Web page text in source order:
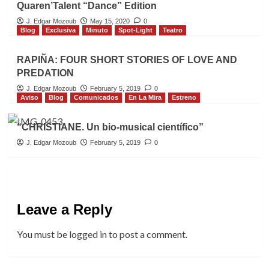
Quaren’Talent “Dance” Edition
J. Edgar Mozoub May 15, 2020
0
Blog
Exclusiva Minuto Spot-Light Teatro
RAPIÑA: FOUR SHORT STORIES OF LOVE AND
PREDATION
J. Edgar Mozoub February 5, 2019
0
Aviso
Blog Comunicados En La Mira Estreno
“CHRISTIANE. Un bio-musical científico”
J. Edgar Mozoub February 5, 2019 0
Leave a Reply
You must be logged into post a comment.